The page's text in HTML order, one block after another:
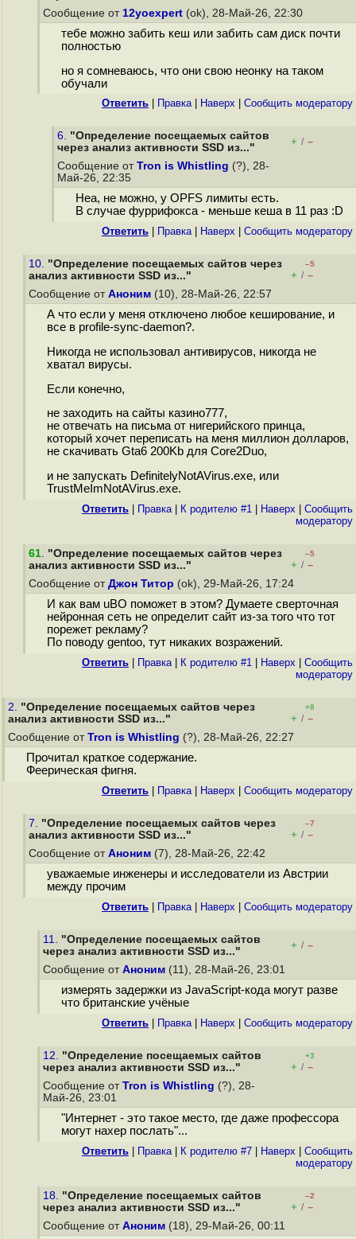
Сообщение от 12yoexpert (ok), 28-Май-26, 22:30
тебе можно забить кеш или забить сам диск почти
полностью
но я сомневаюсь, что они свою неонку на таком
обучали
Ответить Правка| Наверх Cообщить модератору
6. "Определение посещаемых сайтов
через анализ активности SSD из..."
+ / –
Сообщение от Tron is Whistling (?), 28-
Май-26, 22:35
Неа, не можно, у OPFS лимиты есть.
В случае фуррифокса - меньше кеша в 11 раз :D
Ответить Правка| Наверх Cообщить модератору
10. "Определение посещаемых сайтов через
анализ активности SSD из..."
–5
+ / –
Сообщение от Аноним (10), 28-Май-26, 22:57
А что если у меня отключено любое кеширование, и
все в profile-sync-daemon?.
Никогда не использовал антивирусов, никогда не
хватал вирусы.
Если конечно,
не заходить на сайты казино777,
не отвечать на письма от нигерийского принца,
который хочет переписать на меня миллион долларов,
не скачивать Gta6 200Kb для Core2Duo,
и не запускать DefinitelyNotAVirus.exe, или
TrustMeImNotAVirus.exe.
Ответить Правка| К родителю #1 Наверх
Cообщить
модератору
61. "Определение посещаемых сайтов через
анализ активности SSD из..."
–5
+ / –
Сообщение от Джон Титор (ok), 29-Май-26, 17:24
И как вам uBO поможет в этом? Думаете сверточная
нейронная сеть не определит сайт из-за того что тот
порежет рекламу?
По поводу gentoo, тут никаких возражений.
Ответить Правка| К родителю #1 Наверх
Cообщить
модератору
2. "Определение посещаемых сайтов через
анализ активности SSD из..."
+8
+ / –
Сообщение от Tron is Whistling (?), 28-Май-26, 22:27
Прочитал краткое содержание.
Феерическая фигня.
Ответить Правка| Наверх Cообщить модератору
7. "Определение посещаемых сайтов через
анализ активности SSD из..."
–7
+ / –
Сообщение от Аноним (7), 28-Май-26, 22:42
уважаемые инженеры и исследователи из Австрии
между прочим
Ответить Правка| Наверх Cообщить модератору
11. "Определение посещаемых сайтов
через анализ активности SSD из..."
+ / –
Сообщение от Аноним (11), 28-Май-26, 23:01
измерять задержки из JavaScript-кода могут разве
что британские учёные
Ответить Правка| Наверх Cообщить модератору
12. "Определение посещаемых сайтов
через анализ активности SSD из..."
+3
+ / –
Сообщение от Tron is Whistling (?), 28-
Май-26, 23:01
"Интернет - это такое место, где даже профессора
могут нахер послать"...
Ответить Правка| К родителю #7 Наверх
Cообщить
модератору
18. "Определение посещаемых сайтов
через анализ активности SSD из..."
–2
+ / –
Сообщение от Аноним (18), 29-Май-26, 00:11